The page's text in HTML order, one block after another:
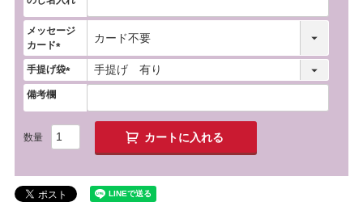
必
須
)
メッセージ
カード
(
必
須
手提げ袋
(
備考欄
カートに入れる